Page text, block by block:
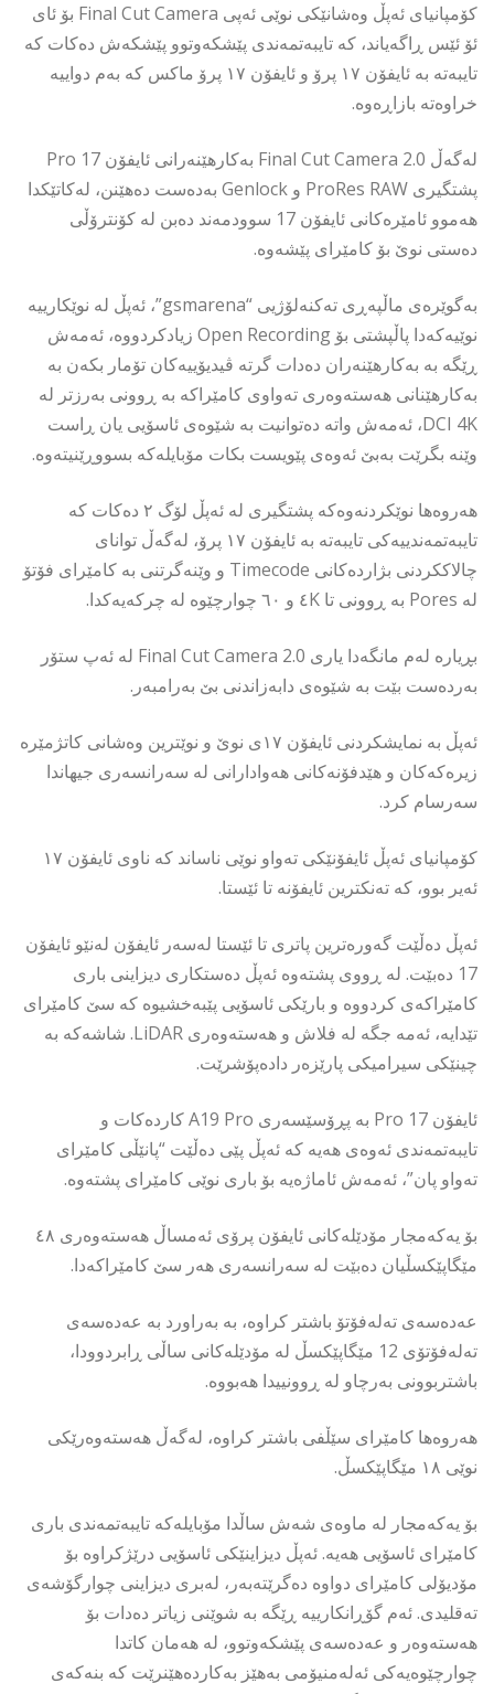
کۆمپانیای ئەپڵ وەشانێکی نوێی ئەپی Final Cut Camera بۆ ئای
ئۆ ئێس ڕاگەیاند، کە تایبەتمەندی پێشکەوتوو پێشکەش دەکات کە
تایبەتە بە ئایفۆن ١٧ پرۆ و ئایفۆن ١٧ پرۆ ماکس کە بەم دواییە
خراوەتە بازاڕەوە.
لەگەڵ Final Cut Camera 2.0 بەکارهێنەرانی ئایفۆن 17 Pro
پشتگیری ProRes RAW و Genlock بەدەست دەهێنن، لەکاتێکدا
هەموو ئامێرەکانی ئایفۆن 17 سوودمەند دەبن لە کۆنترۆڵی
دەستی نوێ بۆ کامێرای پێشەوە.
بەگوێرەی ماڵپەڕی تەکنەلۆژیی “gsmarena”، ئەپڵ لە نوێکارییە
نوێیەکەدا پاڵپشتی بۆ Open Recording زیادکردووە، ئەمەش
ڕێگە بە بەکارهێنەران دەدات گرتە ڤیدیۆییەکان تۆمار بکەن بە
بەکارهێنانی هەستەوەری تەواوی کامێراکە بە ڕوونی بەرزتر لە
DCI 4K، ئەمەش واتە دەتوانیت بە شێوەی ئاسۆیی یان ڕاست
وێنە بگرێت بەبێ ئەوەی پێویست بکات مۆبایلەکە بسووڕێنیتەوە.
هەروەها نوێکردنەوەکە پشتگیری لە ئەپڵ لۆگ ٢ دەکات کە
تایبەتمەندییەکی تایبەتە بە ئایفۆن ١٧ پرۆ، لەگەڵ توانای
چالاککردنی بژاردەکانی Timecode و وێنەگرتنی بە کامێرای فۆتۆ
لە Pores بە ڕوونی تا ٤K و ٦٠ چوارچێوە لە چرکەیەکدا.
بڕیارە لەم مانگەدا یاری Final Cut Camera 2.0 لە ئەپ ستۆر
بەردەست بێت بە شێوەی دابەزاندنی بێ بەرامبەر.
ئەپڵ بە نمایشکردنی ئایفۆن ١٧ی نوێ و نوێترین وەشانی کاتژمێرە
زیرەکەکان و هێدفۆنەکانی هەوادارانی لە سەرانسەری جیهاندا
سەرسام کرد.
کۆمپانیای ئەپڵ ئایفۆنێکی تەواو نوێی ناساند کە ناوی ئایفۆن ١٧
ئەیر بوو، کە تەنکترین ئایفۆنە تا ئێستا.
ئەپڵ دەڵێت گەورەترین پاتری تا ئێستا لەسەر ئایفۆن لەنێو ئایفۆن
17 دەبێت. لە ڕووی پشتەوە ئەپڵ دەستکاری دیزاینی باری
کامێراکەی کردووە و بارێکی ئاسۆیی پێبەخشیوە کە سێ کامێرای
تێدایە، ئەمە جگە لە فلاش و هەستەوەری LiDAR. شاشەکە بە
چینێکی سیرامیکی پارێزەر دادەپۆشرێت.
ئایفۆن 17 Pro بە پڕۆسێسەری A19 Pro کاردەکات و
تایبەتمەندی ئەوەی هەیە کە ئەپڵ پێی دەڵێت “پانێڵی کامێرای
تەواو پان”، ئەمەش ئاماژەیە بۆ باری نوێی کامێرای پشتەوە.
بۆ یەکەمجار مۆدێلەکانی ئایفۆن پرۆی ئەمساڵ هەستەوەری ٤٨
مێگاپێکسڵیان دەبێت لە سەرانسەری هەر سێ کامێراکەدا.
عەدەسەی تەلەفۆتۆ باشتر کراوە، بە بەراورد بە عەدەسەی
تەلەفۆتۆی 12 مێگاپێکسڵ لە مۆدێلەکانی ساڵی ڕابردوودا،
باشتربوونی بەرچاو لە ڕوونییدا هەبووە.
هەروەها کامێرای سێڵفی باشتر کراوە، لەگەڵ هەستەوەرێکی
نوێی ١٨ مێگاپێکسڵ.
بۆ یەکەمجار لە ماوەی شەش ساڵدا مۆبایلەکە تایبەتمەندی باری
کامێرای ئاسۆیی هەیە. ئەپڵ دیزاینێکی ئاسۆیی درێژکراوە بۆ
مۆدیۆلی کامێرای دواوە دەگرێتەبەر، لەبری دیزاینی چوارگۆشەی
تەقلیدی. ئەم گۆڕانکارییە ڕێگە بە شوێنی زیاتر دەدات بۆ
هەستەوەر و عەدەسەی پێشکەوتوو، لە هەمان کاتدا
چوارچێوەیەکی ئەلەمنیۆمی بەهێز بەکاردەهێنرێت کە بنەکەی